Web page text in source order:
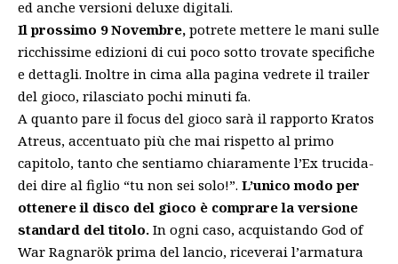
ed anche versioni deluxe digitali.
Il prossimo 9 Novembre, potrete mettere le mani sulle
ricchissime edizioni di cui poco sotto trovate specifiche
e dettagli. Inoltre in cima alla pagina vedrete il trailer
del gioco, rilasciato pochi minuti fa.
A quanto pare il focus del gioco sarà il rapporto Kratos
Atreus, accentuato più che mai rispetto al primo
capitolo, tanto che sentiamo chiaramente l’Ex trucida-
dei dire al figlio “tu non sei solo!”. L’unico modo per
ottenere il disco del gioco è comprare la versione
standard del titolo. In ogni caso, acquistando God of
War Ragnarök prima del lancio, riceverai l’armatura